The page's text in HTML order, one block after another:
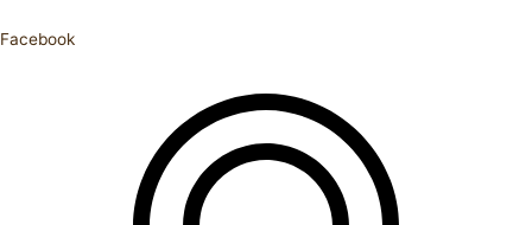
Facebook